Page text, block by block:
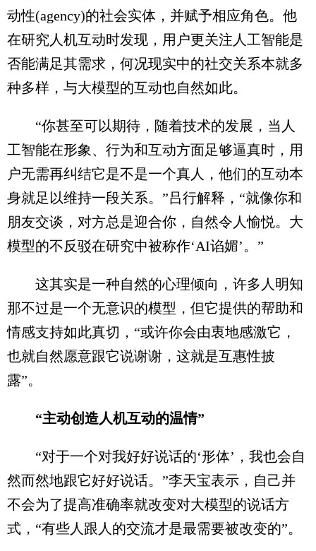
动性(agency)的社会实体，并赋予相应角色。他
在研究人机互动时发现，用户更关注人工智能是
否能满足其需求，何况现实中的社交关系本就多
种多样，与大模型的互动也自然如此。
“你甚至可以期待，随着技术的发展，当人
工智能在形象、行为和互动方面足够逼真时，用
户无需再纠结它是不是一个真人，他们的互动本
身就足以维持一段关系。”吕行解释，“就像你和
朋友交谈，对方总是迎合你，自然令人愉悦。大
模型的不反驳在研究中被称作‘AI谄媚’。”
这其实是一种自然的心理倾向，许多人明知
那不过是一个无意识的模型，但它提供的帮助和
情感支持如此真切，“或许你会由衷地感激它，
也就自然愿意跟它说谢谢，这就是互惠性披
露”。
“主动创造人机互动的温情”
“对于一个对我好好说话的‘形体’，我也会自
然而然地跟它好好说话。”李天宝表示，自己并
不会为了提高准确率就改变对大模型的说话方
式，“有些人跟人的交流才是最需要被改变的”。